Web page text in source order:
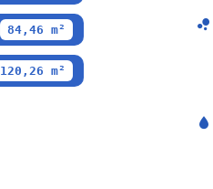
84,46 m²
120,26 m²